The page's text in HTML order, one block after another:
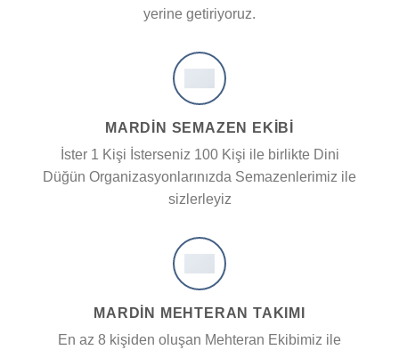
yerine getiriyoruz.
MARDİN SEMAZEN EKIBI
İster 1 Kişi İsterseniz 100 Kişi ile birlikte Dini
Düğün Organizasyonlarınızda Semazenlerimiz ile
sizlerleyiz
MARDİN MEHTERAN TAKIMI
En az 8 kişiden oluşan Mehteran Ekibimiz ile